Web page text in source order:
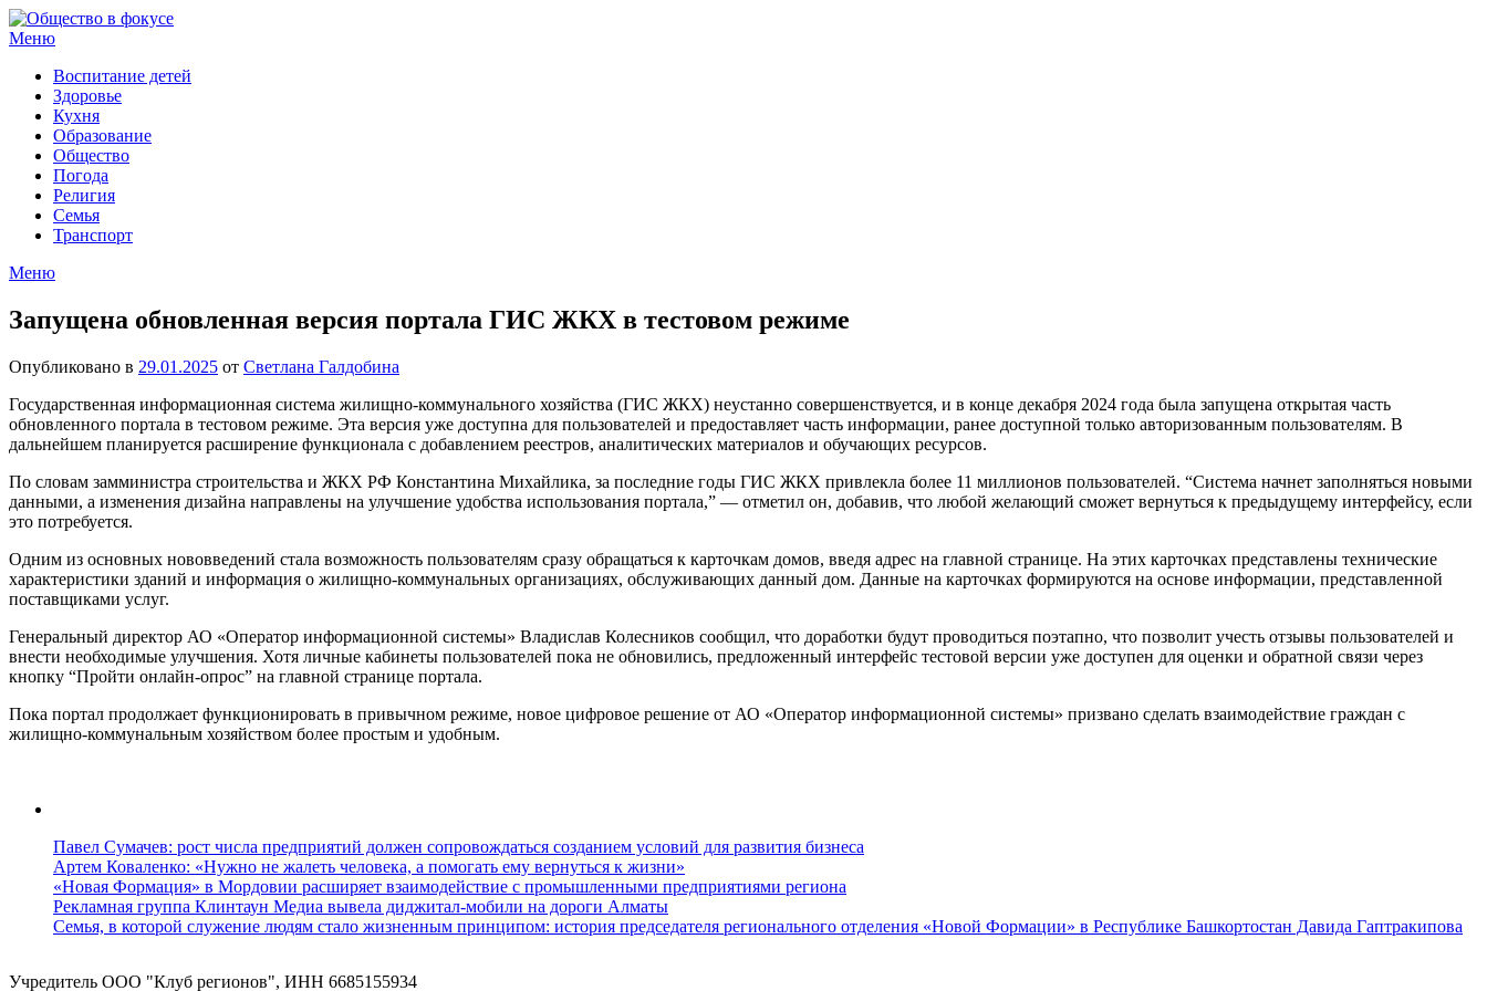
Перейти
к
Меню
Воспитание детей
Здоровье
Кухня
Образование
Общество
Погода
Религия
Семья
Транспорт
Меню
Запущена обновленная версия портала ГИС ЖКХ в тестовом режиме
Опубликовано в 29.01.2025 от Светлана Галдобина
Государственная информационная система жилищно-коммунального хозяйства (ГИС ЖКХ) неустанно совершенствуется, и в конце декабря 2024 года была запущена открытая часть
обновленного портала в тестовом режиме. Эта версия уже доступна для пользователей и предоставляет часть информации, ранее доступной только авторизованным пользователям. В
дальнейшем планируется расширение функционала с добавлением реестров, аналитических материалов и обучающих ресурсов.
По словам замминистра строительства и ЖКХ РФ Константина Михайлика, за последние годы ГИС ЖКХ привлекла более 11 миллионов пользователей. “Система начнет заполняться новыми
данными, а изменения дизайна направлены на улучшение удобства использования портала,” — отметил он, добавив, что любой желающий сможет вернуться к предыдущему интерфейсу, если
это потребуется.
Одним из основных нововведений стала возможность пользователям сразу обращаться к карточкам домов, введя адрес на главной странице. На этих карточках представлены технические
характеристики зданий и информация о жилищно-коммунальных организациях, обслуживающих данный дом. Данные на карточках формируются на основе информации, представленной
поставщиками услуг.
Генеральный директор АО «Оператор информационной системы» Владислав Колесников сообщил, что доработки будут проводиться поэтапно, что позволит учесть отзывы пользователей и
внести необходимые улучшения. Хотя личные кабинеты пользователей пока не обновились, предложенный интерфейс тестовой версии уже доступен для оценки и обратной связи через
кнопку “Пройти онлайн-опрос” на главной странице портала.
Пока портал продолжает функционировать в привычном режиме, новое цифровое решение от АО «Оператор информационной системы» призвано сделать взаимодействие граждан с
жилищно-коммунальным хозяйством более простым и удобным.
Павел Сумачев: рост числа предприятий должен сопровождаться созданием условий для развития бизнеса
Артем Коваленко: «Нужно не жалеть человека, а помогать ему вернуться к жизни»
«Новая Формация» в Мордовии расширяет взаимодействие с промышленными предприятиями региона
Рекламная группа Клинтаун Медиа вывела диджитал-мобили на дороги Алматы
Семья, в которой служение людям стало жизненным принципом: история председателя регионального отделения «Новой Формации» в Республике Башкортостан Давида Гаптракипова
Учредитель ООО "Клуб регионов", ИНН 6685155934